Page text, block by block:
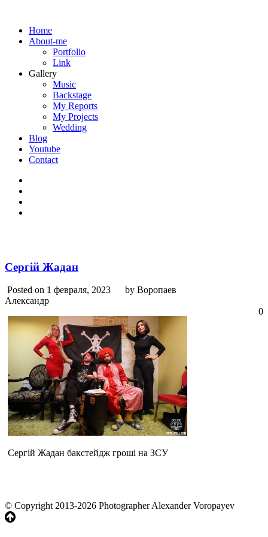
Home
About-me
Portfolio
Link
Gallery
Music
Backstage
My Reports
My Projects
Wedding
Blog
Youtube
Contact
Сергій Жадан
Posted on 1 февраля, 2023
by Воропаев
Александр
0
Сергій Жадан бакстейдж гроші на ЗСУ
© Copyright 2013-2026 Photographer Alexander Voropayev